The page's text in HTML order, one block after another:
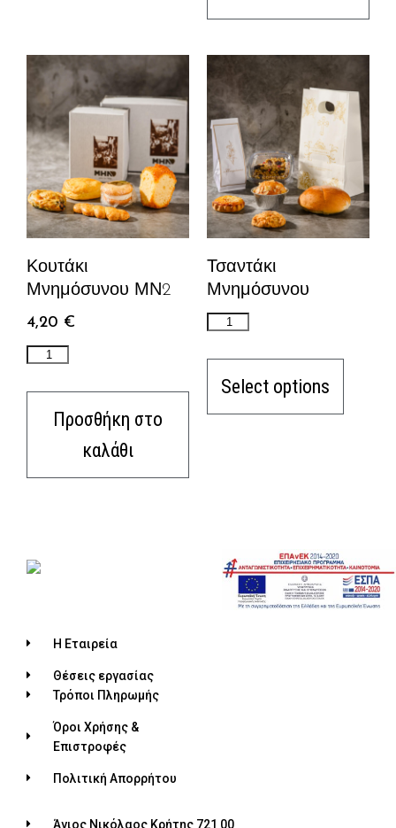
Κουτάκι
Μνημόσυνου ΜΝ2
4,20 €
Προσθήκη στο
καλάθι
Τσαντάκι
Μνημόσυνου
Select options
Η Εταιρεία
Θέσεις εργασίας
Τρόποι Πληρωμής
Όροι Χρήσης &
Επιστροφές
Πολιτική Απορρήτου
Άγιος Νικόλαος Κρήτης 721 00